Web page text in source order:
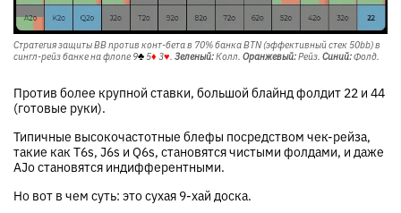
Стратегия защиты BB против конт-бета в 70% банка BTN (эффективный стек 50bb) в
сингл-рейз банке на флопе 9♣5♦ 3♥. Зеленый:Колл. Оранжевый:Рейз. Синий:Фолд.
Против более крупной ставки, большой блайнд фолдит 22 и 44
(готовые руки).
Типичные высокочастотные блефы посредством чек-рейза,
такие как T6s, J6s и Q6s, становятся чистыми фолдами, и даже
AJo становятся индифферентными.
Но вот в чем суть: это сухая 9-хай доска.